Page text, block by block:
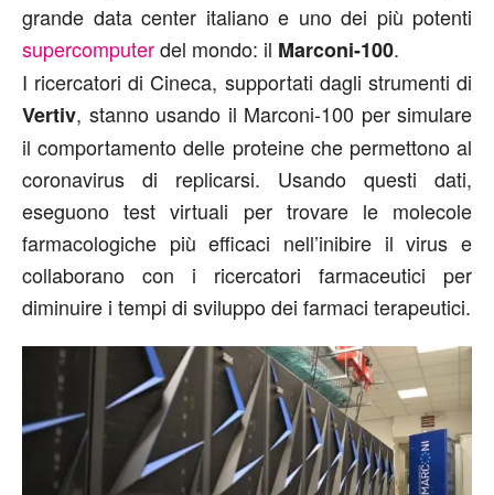
grande data center italiano e uno dei più potenti
supercomputerdel mondo: il Marconi-100.
I ricercatori di Cineca, supportati dagli strumenti di
Vertiv, stanno usando il Marconi-100 per simulare
il comportamento delle proteine che permettono al
coronavirus di replicarsi. Usando questi dati,
eseguono test virtuali per trovare le molecole
farmacologiche più efficaci nell’inibire il virus e
collaborano con i ricercatori farmaceutici per
diminuire i tempi di sviluppo dei farmaci terapeutici.